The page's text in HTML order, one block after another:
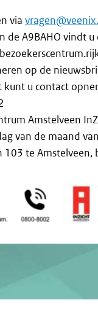
via
de A9BAHO vindt
op de
u contact
Amstelveen
van de maand
103 te